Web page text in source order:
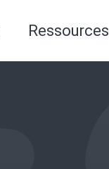
Ressources